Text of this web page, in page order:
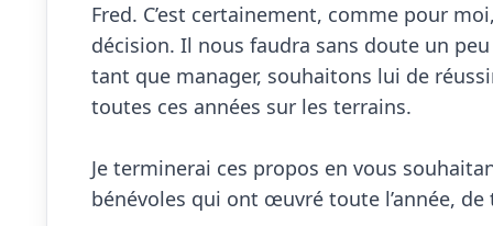
Fred. C’est certainement, comme pour
décision. Il nous faudra sans doute un
tant que manager, souhaitons lui de
toutes ces années sur les terrains.
Je terminerai ces propos en vous